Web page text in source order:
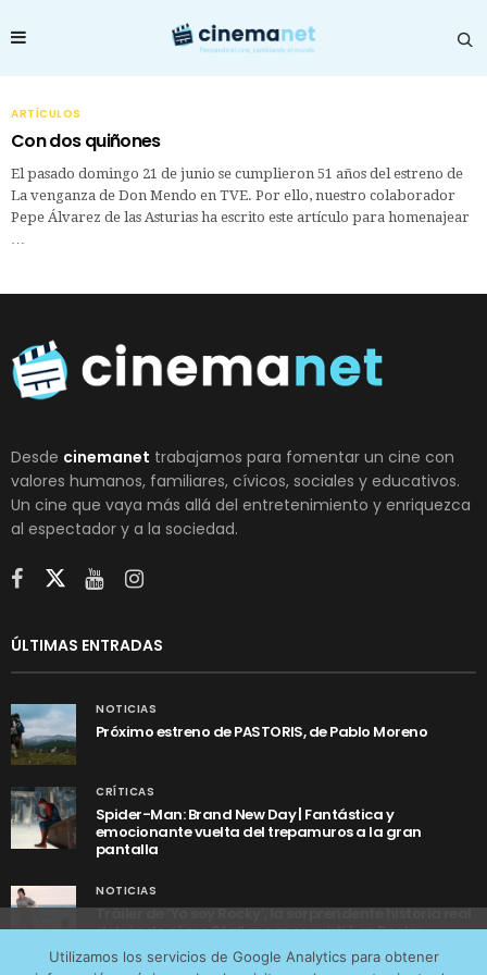
ARTÍCULOS
Con dos quiñones
El pasado domingo 21 de junio se cumplieron 51 años del estreno de
La venganza de Don Mendo en TVE. Por ello, nuestro colaborador
Pepe Álvarez de las Asturias ha escrito este artículo para homenajear
Desde cinemanet trabajamos para fomentar un cine con
valores humanos, familiares, cívicos, sociales y educativos.
Un cine que vaya más allá del entretenimiento y enriquezca
al espectador y a la sociedad.
ÚLTIMAS ENTRADAS
NOTICIAS
Próximo estreno de PASTORIS, de Pablo Moreno
CRÍTICAS
Spider-Man: Brand New Day | Fantástica y
emocionante vuelta del trepamuros a la gran
pantalla
NOTICIAS
Tráiler de ‘Yo soy Rocky’, la sorprendente historia real
detrás de cómo Stallone se convirtió en Rocky
Utilizamos los servicios de Google Analytics para obtener
tráfico web que recibimos y conocer los servicios que